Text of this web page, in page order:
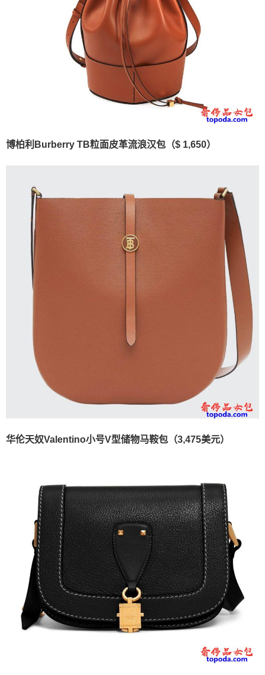
博柏利Burberry TB粒面皮革流浪汉包（$ 1,650）
华伦天奴Valentino小号V型储物马鞍包（3,475美元）